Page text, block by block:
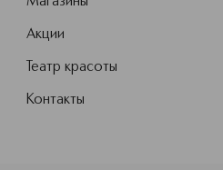
Акции
Театр красоты
Контакты